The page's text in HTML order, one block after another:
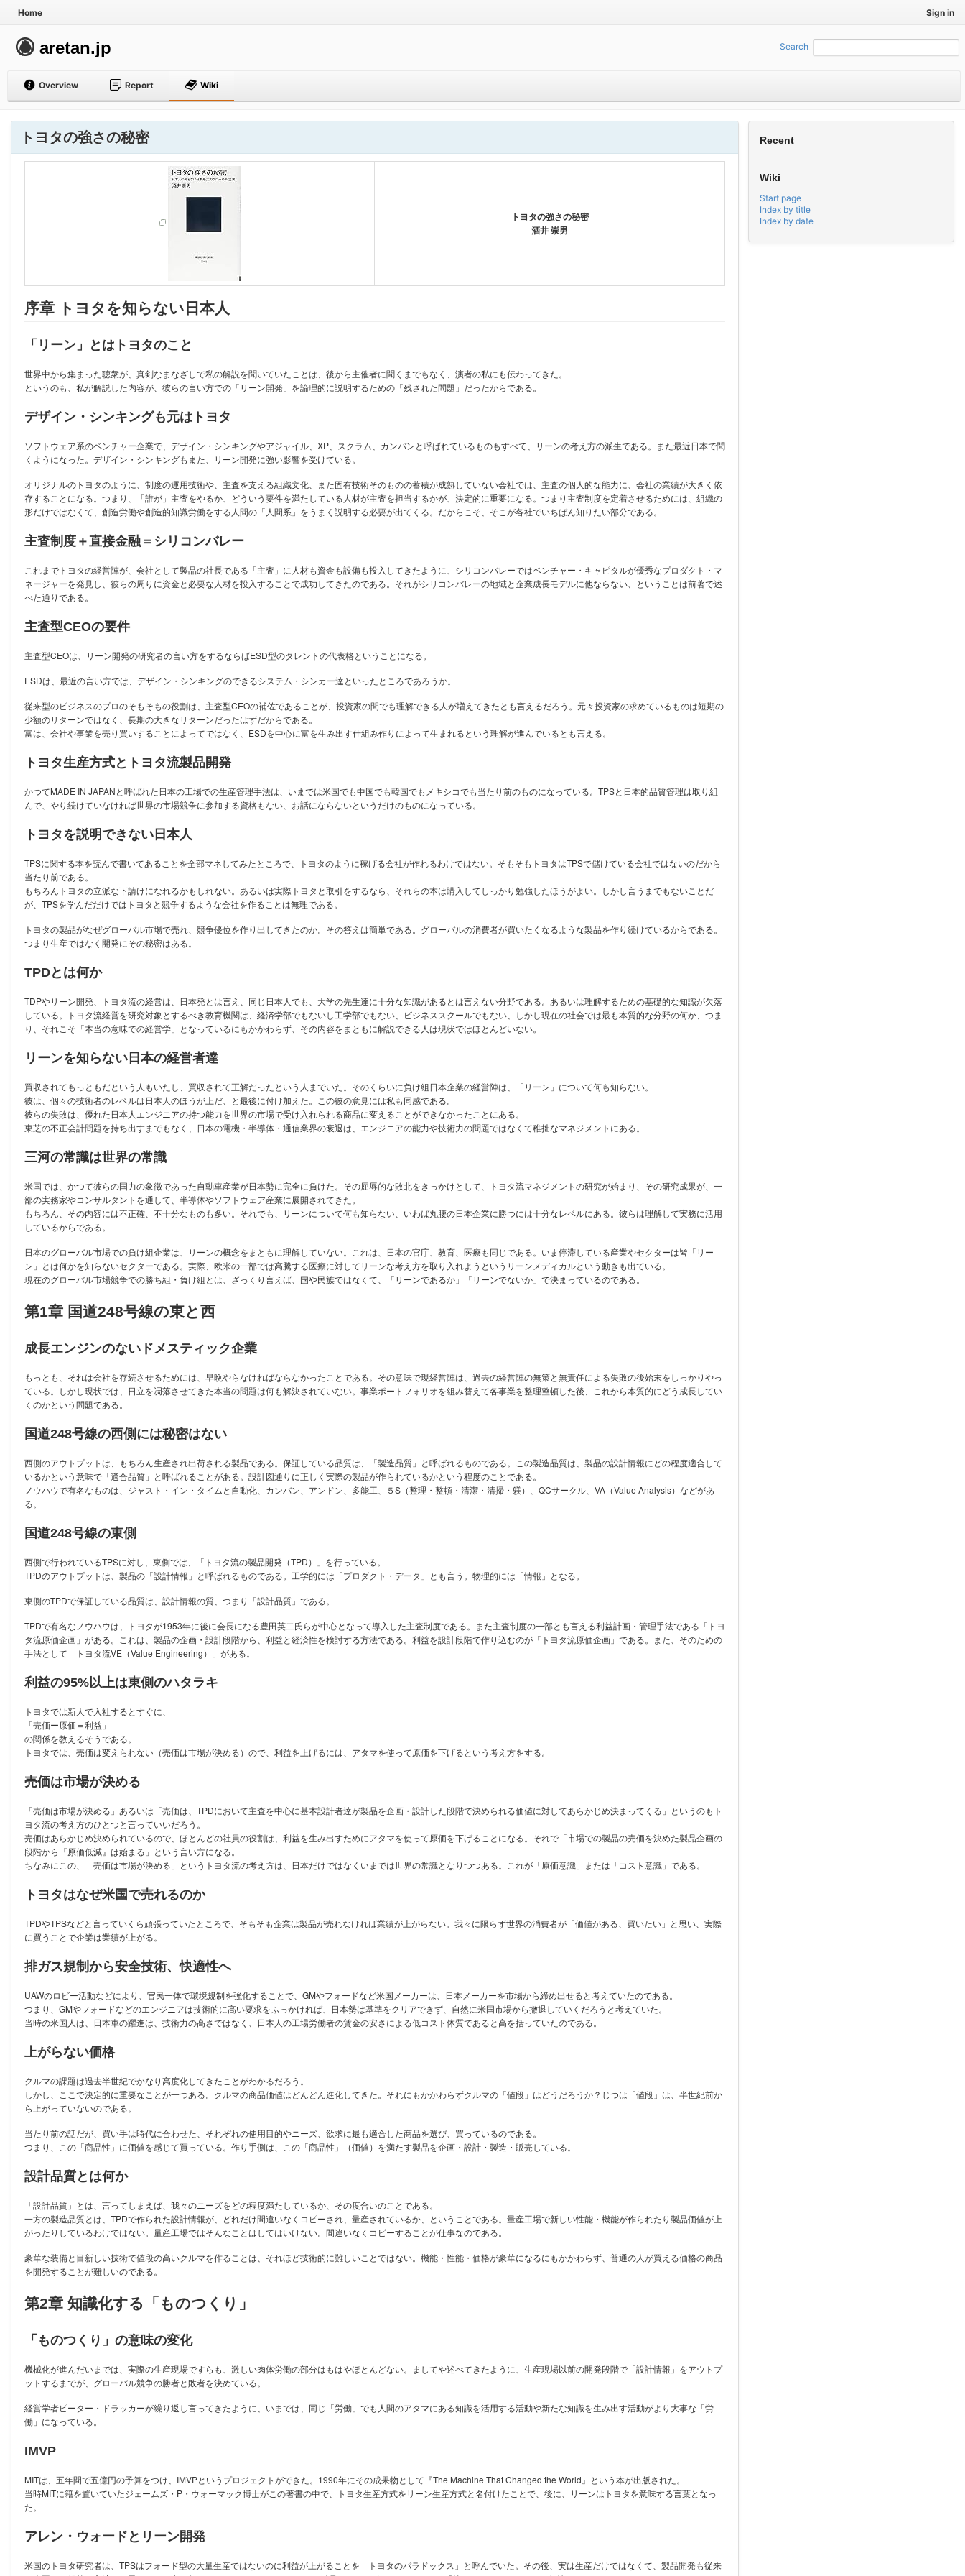
Sign in
Home
Search
aretan.jp
Overview Report Wiki
Recent
Wiki
Start page
Index by title
Index by date
トヨタの強さの秘密
トヨタの強さの秘密
酒井 崇男
序章 トヨタを知らない日本人
「リーン」とはトヨタのこと
世界中から集まった聴衆が、真剣なまなざしで私の解説を聞いていたことは、後から主催者に聞くまでもなく、演者の私にも伝わってきた。
というのも、私が解説した内容が、彼らの言い方での「リーン開発」を論理的に説明するための「残された問題」だったからである。
デザイン・シンキングも元はトヨタ
ソフトウェア系のベンチャー企業で、デザイン・シンキングやアジャイル、XP、スクラム、カンバンと呼ばれているものもすべて、リーンの考え方の派生である。また最近日本で聞
くようになった。デザイン・シンキングもまた、リーン開発に強い影響を受けている。
オリジナルのトヨタのように、制度の運用技術や、主査を支える組織文化、また固有技術そのものの蓄積が成熟していない会社では、主査の個人的な能力に、会社の業績が大きく依
存することになる。つまり、「誰が」主査をやるか、どういう要件を満たしている人材が主査を担当するかが、決定的に重要になる。つまり主査制度を定着させるためには、組織の
形だけではなくて、創造労働や創造的知識労働をする人間の「人間系」をうまく説明する必要が出てくる。だからこそ、そこが各社でいちばん知りたい部分である。
主査制度＋直接金融＝シリコンバレー
これまでトヨタの経営陣が、会社として製品の社長である「主査」に人材も資金も設備も投入してきたように、シリコンバレーではベンチャー・キャピタルが優秀なプロダクト・マ
ネージャーを発見し、彼らの周りに資金と必要な人材を投入することで成功してきたのである。それがシリコンバレーの地域と企業成長モデルに他ならない、ということは前著で述
べた通りである。
主査型CEOの要件
主査型CEOは、リーン開発の研究者の言い方をするならばESD型のタレントの代表格ということになる。
ESDは、最近の言い方では、デザイン・シンキングのできるシステム・シンカー達といったところであろうか。
従来型のビジネスのプロのそもそもの役割は、主査型CEOの補佐であることが、投資家の間でも理解できる人が増えてきたとも言えるだろう。元々投資家の求めているものは短期の
少額のリターンではなく、長期の大きなリターンだったはずだからである。
富は、会社や事業を売り買いすることによってではなく、ESDを中心に富を生み出す仕組み作りによって生まれるという理解が進んでいるとも言える。
トヨタ生産方式とトヨタ流製品開発
かつてMADE IN JAPANと呼ばれた日本の工場での生産管理手法は、いまでは米国でも中国でも韓国でもメキシコでも当たり前のものになっている。TPSと日本的品質管理は取り組
んで、やり続けていなければ世界の市場競争に参加する資格もない、お話にならないというだけのものになっている。
トヨタを説明できない日本人
TPSに関する本を読んで書いてあることを全部マネしてみたところで、トヨタのように稼げる会社が作れるわけではない。そもそもトヨタはTPSで儲けている会社ではないのだから
当たり前である。
もちろんトヨタの立派な下請けになれるかもしれない。あるいは実際トヨタと取引をするなら、それらの本は購入してしっかり勉強したほうがよい。しかし言うまでもないことだ
が、TPSを学んだだけではトヨタと競争するような会社を作ることは無理である。
トヨタの製品がなぜグローバル市場で売れ、競争優位を作り出してきたのか。その答えは簡単である。グローバルの消費者が買いたくなるような製品を作り続けているからである。
つまり生産ではなく開発にその秘密はある。
TPDとは何か
TDPやリーン開発、トヨタ流の経営は、日本発とは言え、同じ日本人でも、大学の先生達に十分な知識があるとは言えない分野である。あるいは理解するための基礎的な知識が欠落
している。トヨタ流経営を研究対象とするべき教育機関は、経済学部でもないし工学部でもない、ビジネススクールでもない、しかし現在の社会では最も本質的な分野の何か、つま
り、それこそ「本当の意味での経営学」となっているにもかかわらず、その内容をまともに解説できる人は現状ではほとんどいない。
リーンを知らない日本の経営者達
買収されてもっともだという人もいたし、買収されて正解だったという人までいた。そのくらいに負け組日本企業の経営陣は、「リーン」について何も知らない。
彼は、個々の技術者のレベルは日本人のほうが上だ、と最後に付け加えた。この彼の意見には私も同感である。
彼らの失敗は、優れた日本人エンジニアの持つ能力を世界の市場で受け入れられる商品に変えることができなかったことにある。
東芝の不正会計問題を持ち出すまでもなく、日本の電機・半導体・通信業界の衰退は、エンジニアの能力や技術力の問題ではなくて稚拙なマネジメントにある。
三河の常識は世界の常識
米国では、かつて彼らの国力の象徴であった自動車産業が日本勢に完全に負けた。その屈辱的な敗北をきっかけとして、トヨタ流マネジメントの研究が始まり、その研究成果が、一
部の実務家やコンサルタントを通して、半導体やソフトウェア産業に展開されてきた。
もちろん、その内容には不正確、不十分なものも多い。それでも、リーンについて何も知らない、いわば丸腰の日本企業に勝つには十分なレベルにある。彼らは理解して実務に活用
しているからである。
日本のグローバル市場での負け組企業は、リーンの概念をまともに理解していない。これは、日本の官庁、教育、医療も同じである。いま停滞している産業やセクターは皆「リー
ン」とは何かを知らないセクターである。実際、欧米の一部では高騰する医療に対してリーンな考え方を取り入れようというリーンメディカルという動きも出ている。
現在のグローバル市場競争での勝ち組・負け組とは、ざっくり言えば、国や民族ではなくて、「リーンであるか」「リーンでないか」で決まっているのである。
第1章 国道248号線の東と西
成長エンジンのないドメスティック企業
もっとも、それは会社を存続させるためには、早晩やらなければならなかったことである。その意味で現経営陣は、過去の経営陣の無策と無責任による失敗の後始末をしっかりやっ
ている。しかし現状では、日立を凋落させてきた本当の問題は何も解決されていない。事業ポートフォリオを組み替えて各事業を整理整頓した後、これから本質的にどう成長してい
くのかという問題である。
国道248号線の西側には秘密はない
西側のアウトプットは、もちろん生産され出荷される製品である。保証している品質は、「製造品質」と呼ばれるものである。この製造品質は、製品の設計情報にどの程度適合して
いるかという意味で「適合品質」と呼ばれることがある。設計図通りに正しく実際の製品が作られているかという程度のことである。
ノウハウで有名なものは、ジャスト・イン・タイムと自動化、カンバン、アンドン、多能工、５S（整理・整頓・清潔・清掃・躾）、QCサークル、VA（Value Analysis）などがあ
る。
国道248号線の東側
西側で行われているTPSに対し、東側では、「トヨタ流の製品開発（TPD）」を行っている。
TPDのアウトプットは、製品の「設計情報」と呼ばれるものである。工学的には「プロダクト・データ」とも言う。物理的には「情報」となる。
東側のTPDで保証している品質は、設計情報の質、つまり「設計品質」である。
TPDで有名なノウハウは、トヨタが1953年に後に会長になる豊田英二氏らが中心となって導入した主査制度である。また主査制度の一部とも言える利益計画・管理手法である「トヨ
タ流原価企画」がある。これは、製品の企画・設計段階から、利益と経済性を検討する方法である。利益を設計段階で作り込むのが「トヨタ流原価企画」である。また、そのための
手法として「トヨタ流VE（Value Engineering）」がある。
利益の95%以上は東側のハタラキ
トヨタでは新人で入社するとすぐに、
「売価ー原価＝利益」
の関係を教えるそうである。
トヨタでは、売価は変えられない（売価は市場が決める）ので、利益を上げるには、アタマを使って原価を下げるという考え方をする。
売価は市場が決める
「売価は市場が決める」あるいは「売価は、TPDにおいて主査を中心に基本設計者達が製品を企画・設計した段階で決められる価値に対してあらかじめ決まってくる」というのもト
ヨタ流の考え方のひとつと言っていいだろう。
売価はあらかじめ決められているので、ほとんどの社員の役割は、利益を生み出すためにアタマを使って原価を下げることになる。それで「市場での製品の売価を決めた製品企画の
段階から『原価低減』は始まる」という言い方になる。
ちなみにこの、「売価は市場が決める」というトヨタ流の考え方は、日本だけではなくいまでは世界の常識となりつつある。これが「原価意識」または「コスト意識」である。
トヨタはなぜ米国で売れるのか
TPDやTPSなどと言っていくら頑張っていたところで、そもそも企業は製品が売れなければ業績が上がらない。我々に限らず世界の消費者が「価値がある、買いたい」と思い、実際
に買うことで企業は業績が上がる。
排ガス規制から安全技術、快適性へ
UAWのロビー活動などにより、官民一体で環境規制を強化することで、GMやフォードなど米国メーカーは、日本メーカーを市場から締め出せると考えていたのである。
つまり、GMやフォードなどのエンジニアは技術的に高い要求をふっかければ、日本勢は基準をクリアできず、自然に米国市場から撤退していくだろうと考えていた。
当時の米国人は、日本車の躍進は、技術力の高さではなく、日本人の工場労働者の賃金の安さによる低コスト体質であると高を括っていたのである。
上がらない価格
クルマの課題は過去半世紀でかなり高度化してきたことがわかるだろう。
しかし、ここで決定的に重要なことが一つある。クルマの商品価値はどんどん進化してきた。それにもかかわらずクルマの「値段」はどうだろうか？じつは「値段」は、半世紀前か
ら上がっていないのである。
当たり前の話だが、買い手は時代に合わせた、それぞれの使用目的やニーズ、欲求に最も適合した商品を選び、買っているのである。
つまり、この「商品性」に価値を感じて買っている。作り手側は、この「商品性」（価値）を満たす製品を企画・設計・製造・販売している。
設計品質とは何か
「設計品質」とは、言ってしまえば、我々のニーズをどの程度満たしているか、その度合いのことである。
一方の製造品質とは、TPDで作られた設計情報が、どれだけ間違いなくコピーされ、量産されているか、ということである。量産工場で新しい性能・機能が作られたり製品価値が上
がったりしているわけではない。量産工場ではそんなことはしてはいけない。間違いなくコピーすることが仕事なのである。
豪華な装備と目新しい技術で値段の高いクルマを作ることは、それほど技術的に難しいことではない。機能・性能・価格が豪華になるにもかかわらず、普通の人が買える価格の商品
を開発することが難しいのである。
第2章 知識化する「ものつくり」
「ものつくり」の意味の変化
機械化が進んだいまでは、実際の生産現場ですらも、激しい肉体労働の部分はもはやほとんどない。ましてや述べてきたように、生産現場以前の開発段階で「設計情報」をアウトプ
ットするまでが、グローバル競争の勝者と敗者を決めている。
経営学者ピーター・ドラッカーが繰り返し言ってきたように、いまでは、同じ「労働」でも人間のアタマにある知識を活用する活動や新たな知識を生み出す活動がより大事な「労
働」になっている。
IMVP
MITは、五年間で五億円の予算をつけ、IMVPというプロジェクトができた。1990年にその成果物として『The Machine That Changed the World』という本が出版された。
当時MITに籍を置いていたジェームズ・P・ウォーマック博士がこの著書の中で、トヨタ生産方式をリーン生産方式と名付けたことで、後に、リーンはトヨタを意味する言葉となっ
た。
アレン・ウォードとリーン開発
米国のトヨタ研究者は、TPSはフォード型の大量生産ではないのに利益が上がることを「トヨタのパラドックス」と呼んでいた。その後、実は生産だけではなくて、製品開発も従来